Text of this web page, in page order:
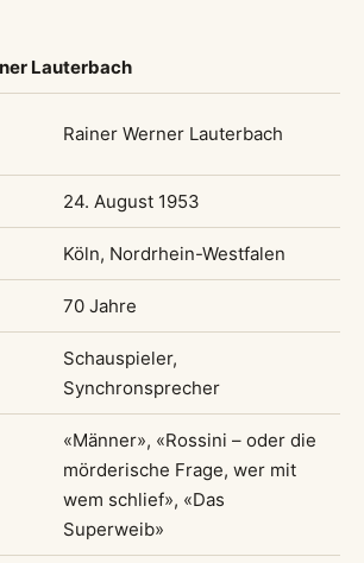
Lauterbach
Rainer Werner Lauterbach
24. August 1953
Köln, Nordrhein-Westfalen
70 Jahre
Schauspieler,
Synchronsprecher
«Männer», «Rossini – oder die
mörderische Frage, wer mit
wem schlief», «Das
Superweib»